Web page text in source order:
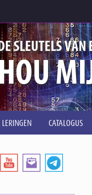
SLEUTELS VAN
LERINGEN CATALOGUS